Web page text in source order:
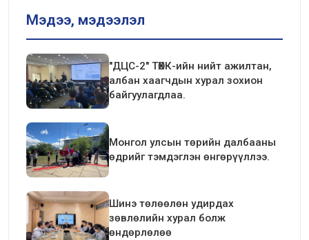
Мэдээ, мэдээлэл
"ДЦС-2" ТӨХК-ийн нийт ажилтан,
албан хаагчдын хурал зохион
байгуулагдлаа.
Монгол улсын төрийн далбааны
өдрийг тэмдэглэн өнгөрүүллээ.
Шинэ төлөөлөн удирдах
зөвлөлийн хурал болж
өндөрлөлөө